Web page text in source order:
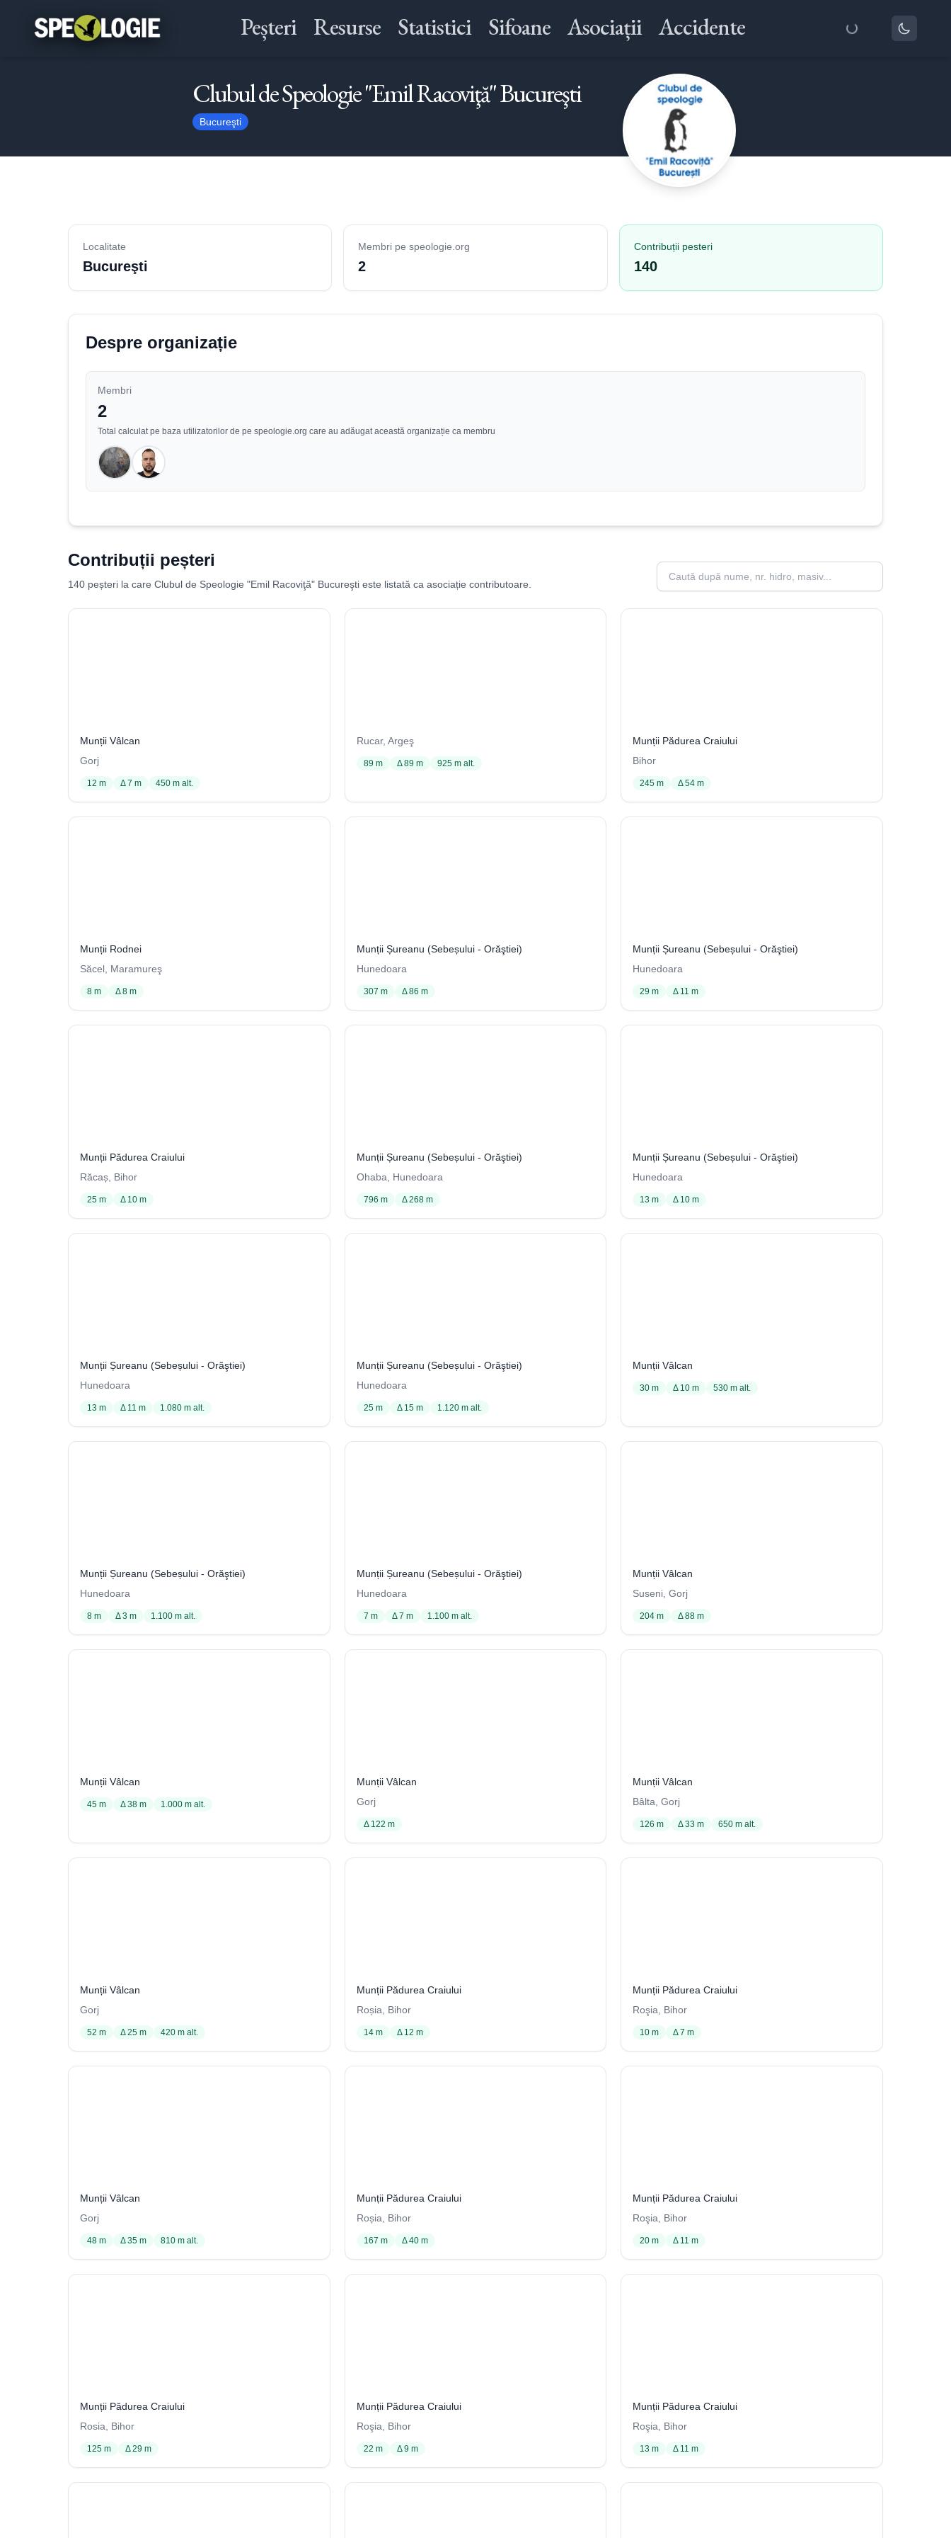
Peșteri Resurse Statistici Sifoane Asociații Accidente
Clubul de Speologie "Emil Racoviţă" Bucureşti
Bucureşti
Localitate
Bucureşti
Membri pe speologie.org
2
Contribuții pesteri
140
Despre organizație
Membri
2
Total calculat pe baza utilizatorilor de pe speologie.org care au adăugat această organizație ca membru
Contribuții peșteri
140 peșteri la care Clubul de Speologie "Emil Racoviţă" Bucureşti este listată ca asociație contributoare.
Caută peșteri
Munții Vâlcan
Gorj
12 m Δ 7 m 450 m alt.
Rucar, Argeş
89 m Δ 89 m 925 m alt.
Munții Pădurea Craiului
Bihor
245 m Δ 54 m
Munții Rodnei
Săcel, Maramureş
8 m Δ 8 m
Munții Șureanu (Sebeșului - Orăştiei)
Hunedoara
307 m Δ 86 m
Munții Șureanu (Sebeșului - Orăştiei)
Hunedoara
29 m Δ 11 m
Munții Pădurea Craiului
Răcaș, Bihor
25 m Δ 10 m
Munții Șureanu (Sebeșului - Orăştiei)
Ohaba, Hunedoara
796 m Δ 268 m
Munții Șureanu (Sebeșului - Orăştiei)
Hunedoara
13 m Δ 10 m
Munții Șureanu (Sebeșului - Orăştiei)
Hunedoara
13 m Δ 11 m 1.080 m alt.
Munții Șureanu (Sebeșului - Orăştiei)
Hunedoara
25 m Δ 15 m 1.120 m alt.
Munții Vâlcan
30 m Δ 10 m 530 m alt.
Munții Șureanu (Sebeșului - Orăştiei)
Hunedoara
8 m Δ 3 m 1.100 m alt.
Munții Șureanu (Sebeșului - Orăştiei)
Hunedoara
7 m Δ 7 m 1.100 m alt.
Munții Vâlcan
Suseni, Gorj
204 m Δ 88 m
Munții Vâlcan
45 m Δ 38 m 1.000 m alt.
Munții Vâlcan
Gorj
Δ 122 m
Munții Vâlcan
Bâlta, Gorj
126 m Δ 33 m 650 m alt.
Munții Vâlcan
Gorj
52 m Δ 25 m 420 m alt.
Munții Pădurea Craiului
Roșia, Bihor
14 m Δ 12 m
Munții Pădurea Craiului
Roşia, Bihor
10 m Δ 7 m
Munții Vâlcan
Gorj
48 m Δ 35 m 810 m alt.
Munții Pădurea Craiului
Roșia, Bihor
167 m Δ 40 m
Munții Pădurea Craiului
Roşia, Bihor
20 m Δ 11 m
Munții Pădurea Craiului
Rosia, Bihor
125 m Δ 29 m
Munții Pădurea Craiului
Roşia, Bihor
22 m Δ 9 m
Munții Pădurea Craiului
Roşia, Bihor
13 m Δ 11 m